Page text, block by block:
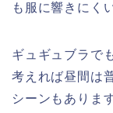
も服に響きにく
ギュギュブラで
考えれば昼間は
シーンもありま